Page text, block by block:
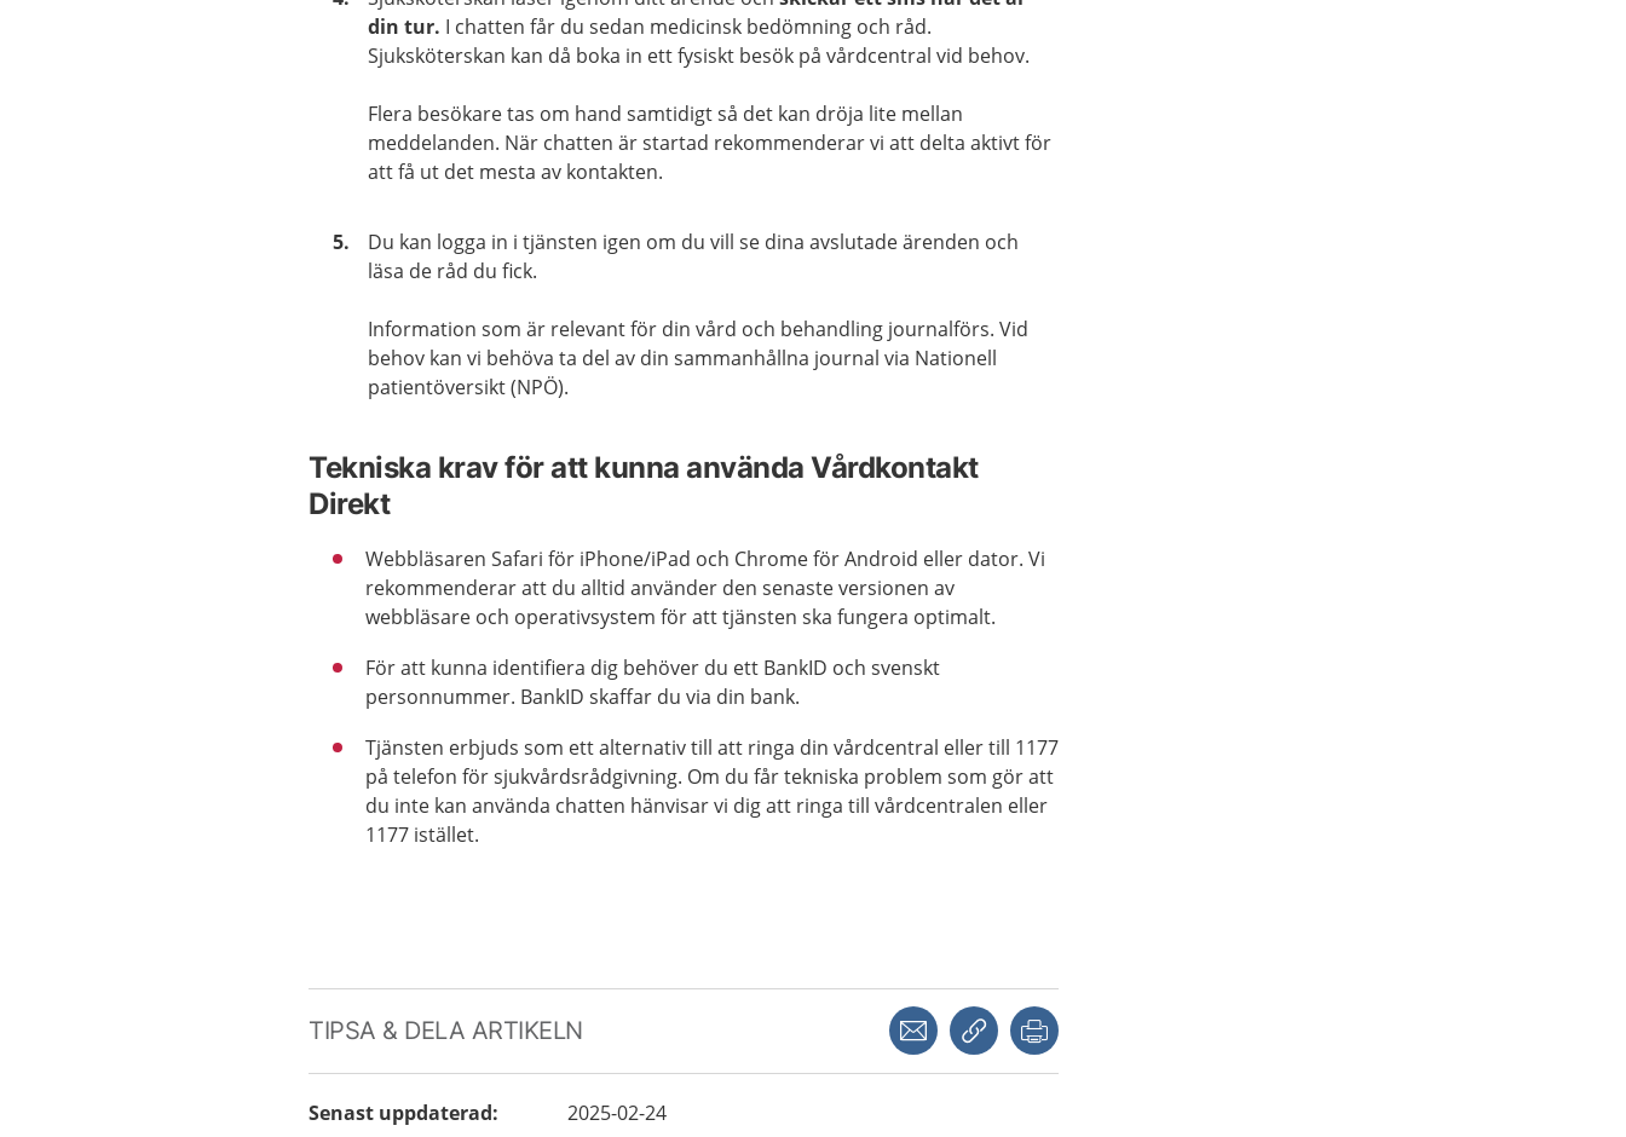
din tur. I chatten får du sedan medicinsk bedömning och råd.
Sjuksköterskan kan då boka in ett fysiskt besök på vårdcentral vid behov.
Flera besökare tas om hand samtidigt så det kan dröja lite mellan
meddelanden. När chatten är startad rekommenderar vi att delta aktivt för
att få ut det mesta av kontakten.
Du kan logga in i tjänsten igen om du vill se dina avslutade ärenden och
läsa de råd du fick.
Information som är relevant för din vård och behandling journalförs. Vid
behov kan vi behöva ta del av din sammanhållna journal via Nationell
patientöversikt (NPÖ).
Tekniska krav för att kunna använda Vårdkontakt
Direkt
Webbläsaren Safari för iPhone/iPad och Chrome för Android eller dator. Vi
rekommenderar att du alltid använder den senaste versionen av
webbläsare och operativsystem för att tjänsten ska fungera optimalt.
För att kunna identifiera dig behöver du ett BankID och svenskt
personnummer. BankID skaffar du via din bank.
Tjänsten erbjuds som ett alternativ till att ringa din vårdcentral eller till 1177
på telefon för sjukvårdsrådgivning. Om du får tekniska problem som gör att
du inte kan använda chatten hänvisar vi dig att ringa till vårdcentralen eller
1177 istället.
TIPSA & DELA ARTIKELN Dela via mejlKopiera länk
Senast uppdaterad: 2025-02-24